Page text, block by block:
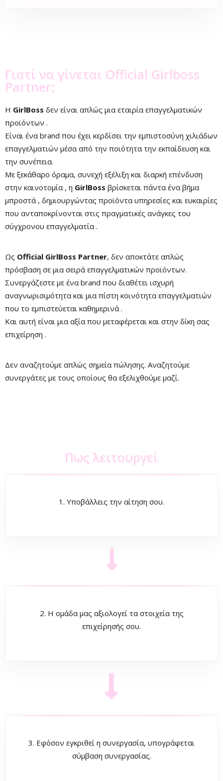
Γιατί να γίνεται Official Girlboss
Partner;
Η GirlBoss δεν είναι απλώς μια εταιρία επαγγελματικών
προϊόντων .
Είναι ένα brand που έχει κερδίσει την εμπιστοσύνη χιλιάδων
επαγγελματιών μέσα από την ποιότητα την εκπαίδευση και
την συνέπεια.
Με ξεκάθαρο όραμα, συνεχή εξέλιξη και διαρκή επένδυση
στην καινοτομία , η GirlBoss βρίσκεται πάντα ένα βήμα
μπροστά , δημιουργώντας προϊόντα υπηρεσίες και ευκαιρίες
που ανταποκρίνονται στις πραγματικές ανάγκες του
σύγχρονου επαγγελματία .
Ως Official GirlBoss Partner, δεν αποκτάτε απλώς
πρόσβαση σε μια σειρά επαγγελματικών προϊόντων.
Συνεργάζεστε με ένα brand που διαθέτει ισχυρή
αναγνωρισιμότητα και μια πίστη κοινότητα επαγγελματιών
που το εμπιστεύεται καθημερινά .
Και αυτή είναι μια αξία που μεταφέρεται και στην δίκη σας
επιχείρηση .
Δεν αναζητούμε απλώς σημεία πώλησης. Αναζητούμε
συνεργάτες με τους οποίους θα εξελιχθούμε μαζί.
Πως λειτουργεί
1. Υποβάλλεις την αίτηση σου.
2. Η ομάδα μας αξιολογεί τα στοιχεία της
επιχείρησής σου.
3. Εφόσον εγκριθεί η συνεργασία, υπογράφεται
σύμβαση συνεργασίας.